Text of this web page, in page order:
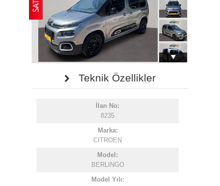
Teknik Özellikler
İlan No:
8235
Marka:
CITROEN
Model:
BERLINGO
Model Yılı: